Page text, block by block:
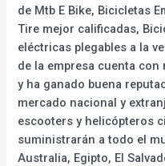
de Mtb E Bike, Bicicletas
Tire mejor calificadas,
eléctricas plegables a la
de la empresa cuenta
y ha ganado buena
mercado nacional y
escooters y helicópteros
suministrarán a todo el
Australia, Egipto, El